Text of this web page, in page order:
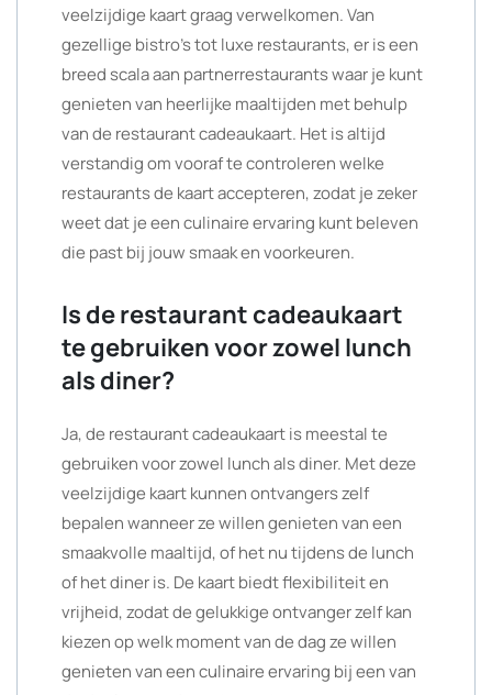
veelzijdige kaart graag verwelkomen. Van
gezellige bistro’s tot luxe restaurants, er is een
breed scala aan partnerrestaurants waar je kunt
genieten van heerlijke maaltijden met behulp
van de restaurant cadeaukaart. Het is altijd
verstandig om vooraf te controleren welke
restaurants de kaart accepteren, zodat je zeker
weet dat je een culinaire ervaring kunt beleven
die past bij jouw smaak en voorkeuren.
Is de restaurant cadeaukaart
te gebruiken voor zowel lunch
als diner?
Ja, de restaurant cadeaukaart is meestal te
gebruiken voor zowel lunch als diner. Met deze
veelzijdige kaart kunnen ontvangers zelf
bepalen wanneer ze willen genieten van een
smaakvolle maaltijd, of het nu tijdens de lunch
of het diner is. De kaart biedt flexibiliteit en
vrijheid, zodat de gelukkige ontvanger zelf kan
kiezen op welk moment van de dag ze willen
genieten van een culinaire ervaring bij een van